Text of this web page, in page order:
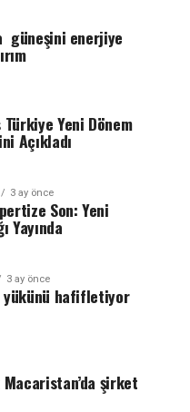
güneşini enerjiye
Yeni Dönem
Açıkladı
3 ay önce
Son: Yeni
Yayında
3 ay önce
yükünü hafifletiyor
şirket